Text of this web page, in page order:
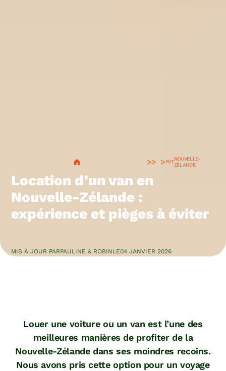
> PVT
NOUVELLE-
ZÉLANDE
Location d’un van en
Nouvelle-Zélande :
expérience et pièges à éviter
MIS À JOUR PARPAULINE & ROBINLE04 JANVIER 2026
Louer une voiture ou un van est l’une des
meilleures manières de profiter de la
Nouvelle-Zélande dans ses moindres recoins.
Nous avons pris cette option pour un voyage